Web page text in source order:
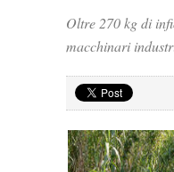
Oltre 270 kg di
macchinari